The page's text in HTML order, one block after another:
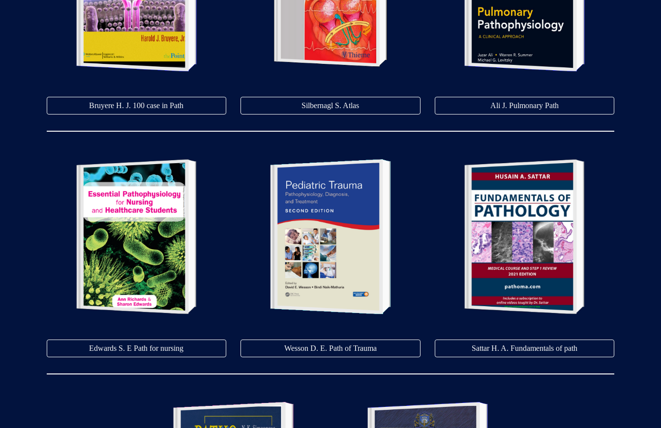
Bruyere H. J. 100 case in Path Silbernagl S. Atlas Ali J. Pulmonary Path
Edwards S. E Path for nursing Wesson D. E. Path of Trauma Sattar H. A. Fundamentals of path